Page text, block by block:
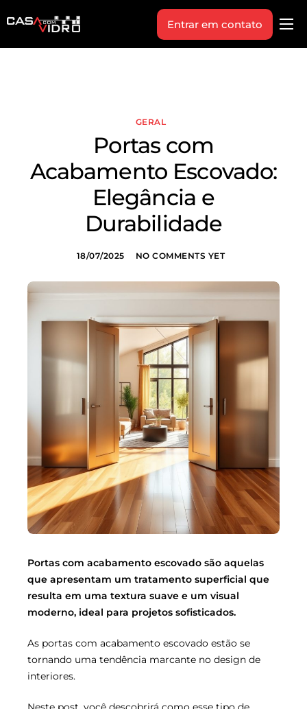
Produtos
Vagas
Entrar em contato
GERAL
Portas com
Acabamento Escovado:
Elegância e
Durabilidade
18/07/2025 NO COMMENTS YET
Portas com acabamento escovado são aquelas
que apresentam um tratamento superficial que
resulta em uma textura suave e um visual
moderno, ideal para projetos sofisticados.
As portas com acabamento escovado estão se
tornando uma tendência marcante no design de
interiores.